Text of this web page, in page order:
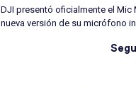
DJI presentó oficialmente el Mic
nueva versión de su micrófono